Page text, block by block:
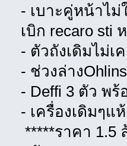
- เบาะคู่หน้าไม่
เบิก recaro sti
- ตัวถังเดิมไม่เ
- ช่วงล่าง
- Deffi 3 ตัว พ
- เครื่องเดิมๆแ
*****ราคา 1.5